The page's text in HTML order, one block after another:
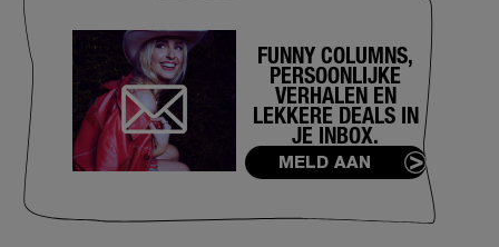
FUNNY COLUMNS,
PERSOONLIJKE
VERHALEN EN
LEKKERE DEALS IN
JE INBOX.
MELD AAN